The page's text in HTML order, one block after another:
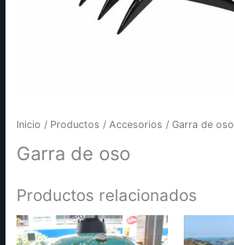
Inicio / Productos / Accesorios / Garra de oso
Garra de oso
Productos relacionados